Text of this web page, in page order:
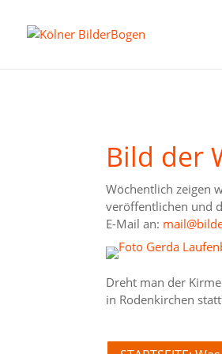
Bild der
Wöchentlich zeigen
veröffentlichen und
E-Mail an:
Dreht man der
in Rodenkirchen